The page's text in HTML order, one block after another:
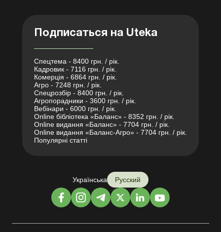
Подписаться на Uteka
Спецтема - 8400 грн. / рік.
Кадровик - 7116 грн. / рік.
Комерція - 6864 грн. / рік.
Агро - 7248 грн. / рік.
Спецрозбір - 8400 грн. / рік.
Агропорадники - 3600 грн. / рік.
Вебінари - 6000 грн. / рік.
Online бібліотека «Баланс» - 8352 грн. / рік.
Online видання «Баланс» - 7704 грн. / рік.
Online видання «Баланс-Агро» - 7704 грн. / рік.
Популярні статті
Українська Русский